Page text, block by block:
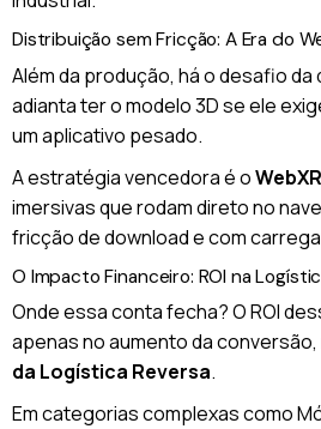
Distribuição sem Fricção: A Era do
Além da produção, há o desafio da
adianta ter o modelo 3D se ele
um aplicativo pesado.
A estratégia vencedora é oWebXR
imersivas que rodam direto no
fricção de download e com
O Impacto Financeiro: ROI na
Onde essa conta fecha? O ROI
apenas no aumento da conversão,
da Logística Reversa.
Em categorias complexas como